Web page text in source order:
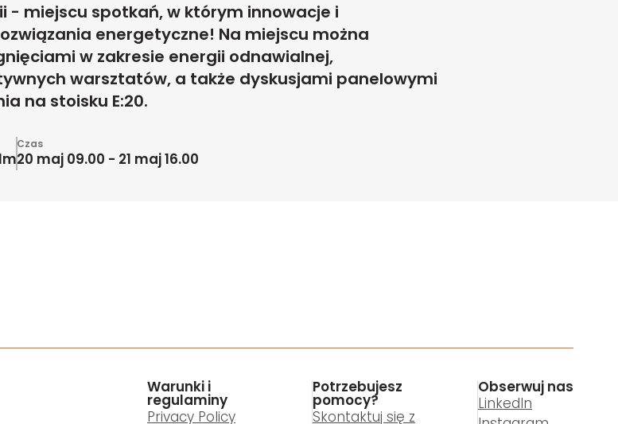
- miejscu spotkań, w którym innowacje i
energetyczne! Na miejscu można
w zakresie energii odnawialnej,
warsztatów, a także dyskusjami panelowymi
na stoisku E:20.
Czas
20 maj 09.00 - 21 maj 16.00
Warunki i
regulaminy
Privacy Policy
Potrzebujesz
pomocy?
Skontaktuj się z
Obserwuj nas
LinkedIn